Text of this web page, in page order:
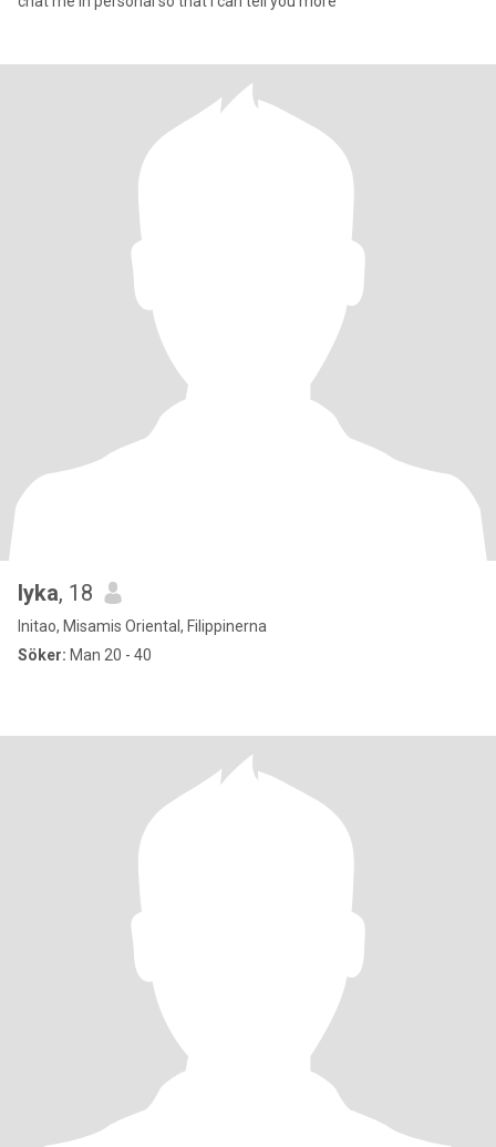
lyka, 18
Initao, Misamis Oriental, Filippinerna
Söker: Man 20 - 40